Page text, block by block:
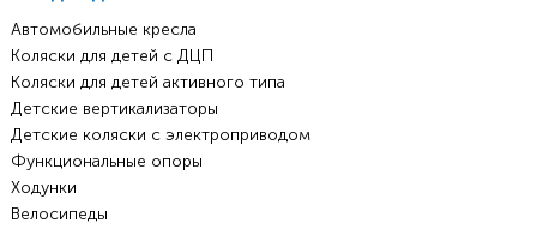
Автомобильные кресла
Коляски для детей с ДЦП
Коляски для детей активного типа
Детские вертикализаторы
Детские коляски с электроприводом
Функциональные опоры
Ходунки
Велосипеды